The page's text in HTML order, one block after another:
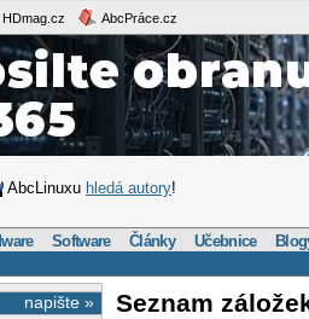
HDmag.cz AbcPráce.cz
AbcLinuxu hledá autory!
Software Články Učebnice
napište » Seznam